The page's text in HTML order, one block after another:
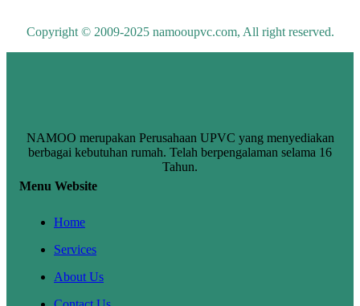
Copyright © 2009-2025 namooupvc.com, All right reserved.
NAMOO merupakan Perusahaan UPVC yang menyediakan
berbagai kebutuhan rumah. Telah berpengalaman selama 16
Tahun.
Menu Website
Home
Services
About Us